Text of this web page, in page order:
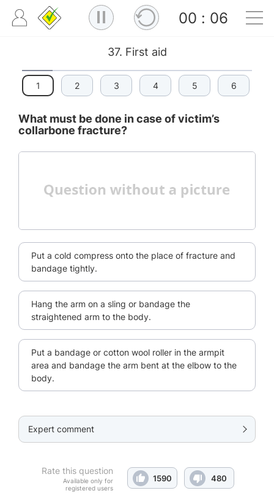
37. First aid
00 : 06
1 2 3 4 5 6
What must be done in case of victim’s
collarbone fracture?
Put a cold compress onto the place of fracture and
bandage tightly.
Hang the arm on a sling or bandage the
straightened arm to the body.
Put a bandage or cotton wool roller in the armpit
area and bandage the arm bent at the elbow to the
body.
Expert comment
Rate this question
Available only for
registered users
1590 480